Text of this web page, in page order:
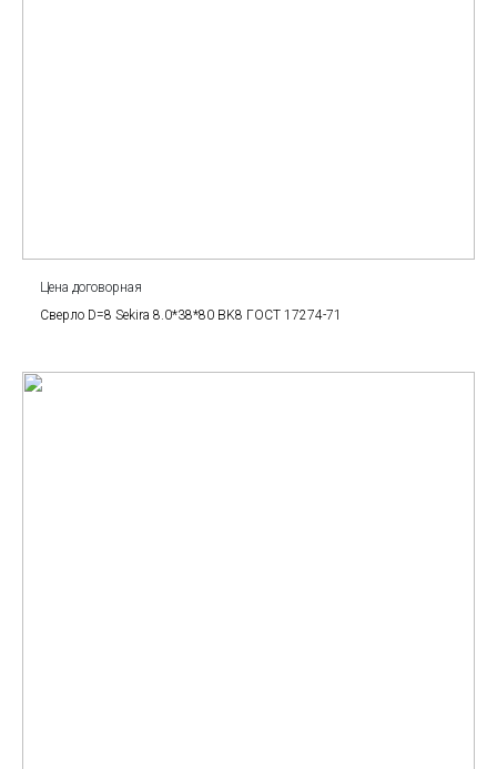
Цена договорная
Сверло D=8 Sekira 8.0*38*80 BK8 ГОСТ 17274-71